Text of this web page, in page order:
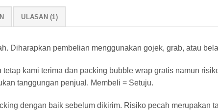
ULASAN (1)
Diharapkan pembelian menggunakan gojek, grab, atau
kami terima dan packing bubble wrap gratis namun
tanggungan penjual. Membeli = Setuju.
dengan baik sebelum dikirim. Risiko pecah merupakan